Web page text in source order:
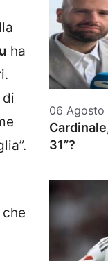
ha
di
06 Agosto
31”?